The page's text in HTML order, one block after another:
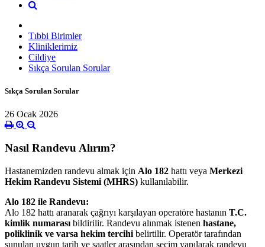
Tıbbi Birimler
Kliniklerimiz
Cildiye
Sıkça Sorulan Sorular
Sıkça Sorulan Sorular
26 Ocak 2026
Nasıl Randevu Alırım?
Hastanemizden randevu almak için Alo 182 hattı veya Merkezi
Hekim Randevu Sistemi (MHRS) kullanılabilir.
Alo 182 ile Randevu:
Alo 182 hattı aranarak çağrıyı karşılayan operatöre hastanın T.C.
kimlik numarası bildirilir. Randevu alınmak istenen hastane,
poliklinik ve varsa hekim tercihi belirtilir. Operatör tarafından
sunulan uygun tarih ve saatler arasından seçim yapılarak randevu